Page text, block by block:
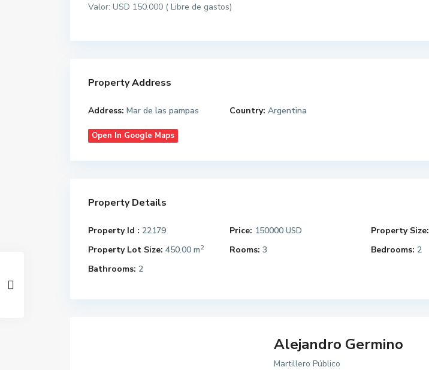
Valor: USD 150.000 ( Libre de gastos)
Property Address
Address: Mar de las pampas Country: Argentina
Open In Google Maps
Property Details
Property Id : 22179 Price: 150000 USD Property Size:
Property Lot Size: 450.00 m2 Rooms: 3 Bedrooms: 2
Bathrooms: 2
Alejandro Germino
Martillero Público